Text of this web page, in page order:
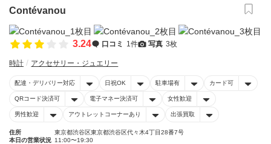
Contévanou
3.24 口コミ 1件 写真 3枚
時計 アクセサリー・ジュエリー
配達・デリバリー対応 日祝OK 駐車場有 カード可
QRコード決済可 電子マネー決済可 女性歓迎
男性歓迎 アウトレットコーナーあり 出張買取
住所
東京都渋谷区東京都渋谷区代々木4丁目28番7号
本日の営業状況 11:00〜19:30